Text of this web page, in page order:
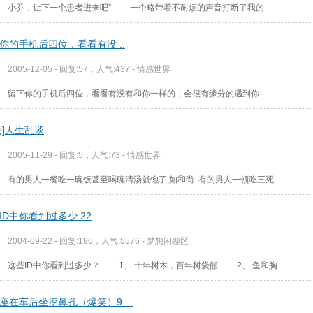
小乔，让下一个患者进来吧” 一个略带着不耐烦的声音打断了我的
的手机后四位，看看有没 ..
2005-12-05 - 回复:57，人气:437 - 情感世界
留下你的手机后四位，看看有没有和你一样的，会很有缘分的遇到你...
]人生乱谈
2005-11-29 - 回复:5，人气:73 - 情感世界
有的男人一餐吃一碗饭甚至喝碗清汤就饱了,如和尚. 有的男人一顿吃三死
中你看到过多少.22
2004-09-22 - 回复:190，人气:5576 - 梦想闲聊区
这些ID中你看到过多少？ 1、 十年树木，百年树袋熊 2、 鱼和胸
在车后坐挖鼻孔（爆笑）9. ..